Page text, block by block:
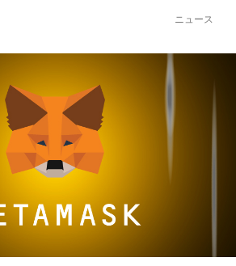
ニュース